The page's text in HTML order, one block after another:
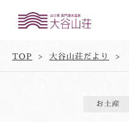
TOP 大谷山荘だより
お土産